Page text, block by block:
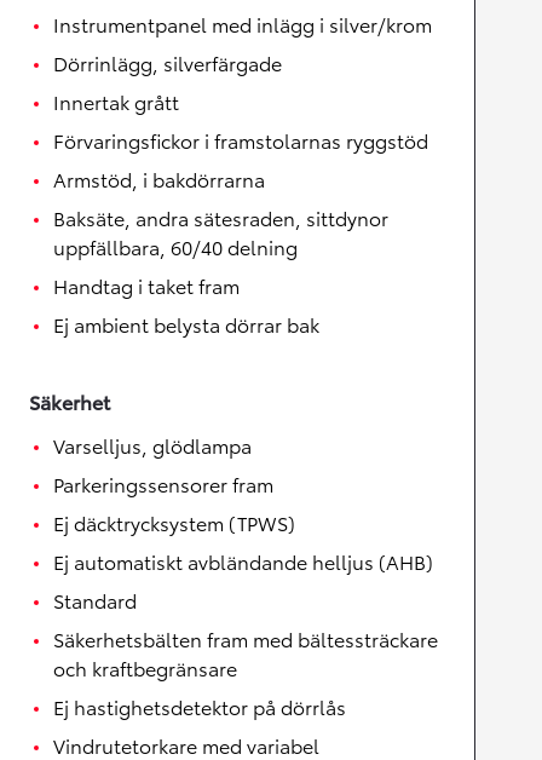
Instrumentpanel med inlägg i silver/krom
Dörrinlägg, silverfärgade
Innertak grått
Förvaringsfickor i framstolarnas ryggstöd
Armstöd, i bakdörrarna
Baksäte, andra sätesraden, sittdynor
uppfällbara, 60/40 delning
Handtag i taket fram
Ej ambient belysta dörrar bak
Säkerhet
Varselljus, glödlampa
Parkeringssensorer fram
Ej däcktrycksystem (TPWS)
Ej automatiskt avbländande helljus (AHB)
Standard
Säkerhetsbälten fram med bältessträckare
och kraftbegränsare
Ej hastighetsdetektor på dörrlås
Vindrutetorkare med variabel